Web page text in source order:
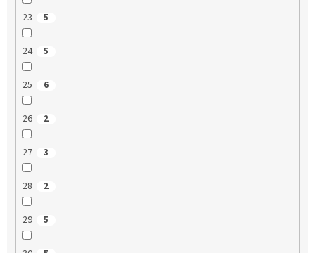
23 5
24 5
25 6
26 2
27 3
28 2
29 5